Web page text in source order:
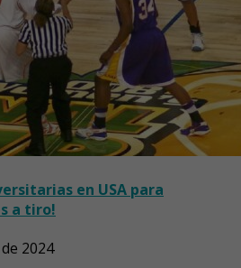
en USA para
a tiro!
2024